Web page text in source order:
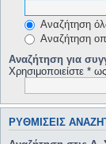
Αναζήτηση
Αναζήτηση
Αναζήτηση για
Χρησιμοποιείστε *
ΡΥΘΜΊΣΕΙΣ